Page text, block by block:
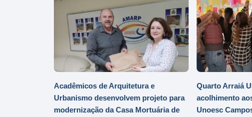
Acadêmicos de Arquitetura e
Urbanismo desenvolvem projeto para
modernização da Casa Mortuária de
Quarto Arraiá
acolhimento
Unoesc